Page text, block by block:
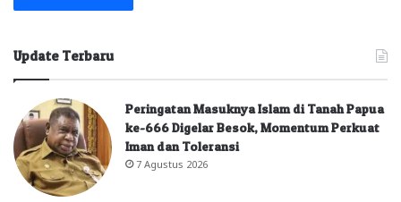
Update Terbaru
Peringatan Masuknya Islam di Tanah Papua
ke-666 Digelar Besok, Momentum Perkuat
Iman dan Toleransi
7 Agustus 2026